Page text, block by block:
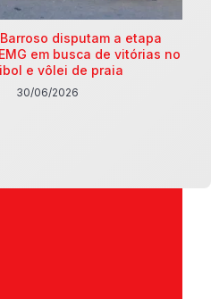
disputam a etapa
em busca de vitórias no
e vôlei de praia
30/06/2026